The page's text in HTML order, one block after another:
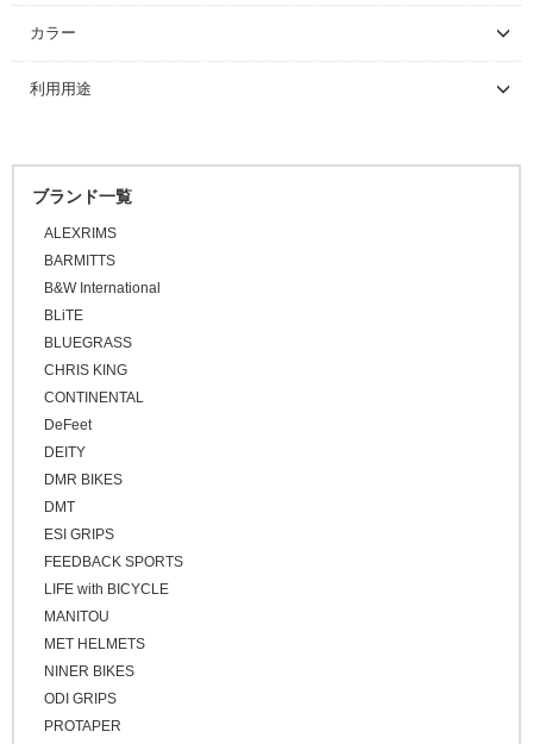
関連パーツ
～ \5,000
\5,001 ～ 10,000
\10,001 ～ 20,000
\30,001 ～ 50,000
\50,001 ～
カラー
利用用途
ブランド一覧
ALEXRIMS
BARMITTS
B&W International
BLiTE
BLUEGRASS
CHRIS KING
CONTINENTAL
DeFeet
DEITY
DMR BIKES
DMT
ESI GRIPS
FEEDBACK SPORTS
LIFE with BICYCLE
MANITOU
MET HELMETS
NINER BIKES
ODI GRIPS
PROTAPER